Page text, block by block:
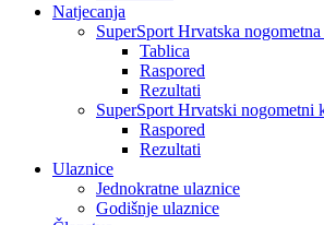
Natjecanja
SuperSport Hrvatska
Tablica
Raspored
Rezultati
SuperSport Hrvatski nogometni
Raspored
Rezultati
Ulaznice
Jednokratne ulaznice
Godišnje ulaznice